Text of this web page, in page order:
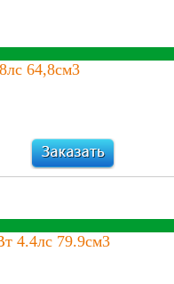
64,8см3
4.4лс 79.9см3